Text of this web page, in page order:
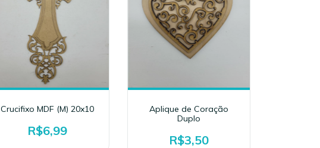
Crucifixo MDF (M) 20x10
R$6,99
Aplique de Coração
Duplo
R$3,50